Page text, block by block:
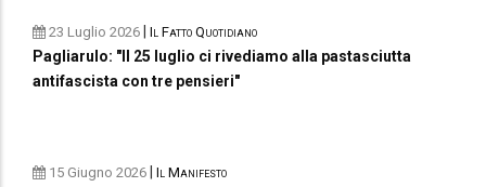
23 Luglio 2026 Il Fatto Quotidiano
Pagliarulo: "Il 25 luglio ci rivediamo alla pastasciutta
antifascista con tre pensieri"
15 Giugno 2026 Il Manifesto